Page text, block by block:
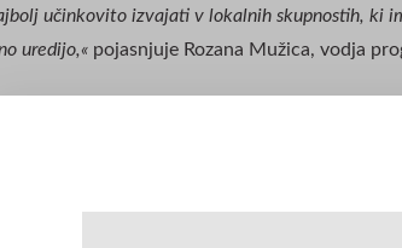
učinkovito izvajati v lokalnih skupnostih, ki
uredijo,« pojasnjuje Rozana Mužica, vodja